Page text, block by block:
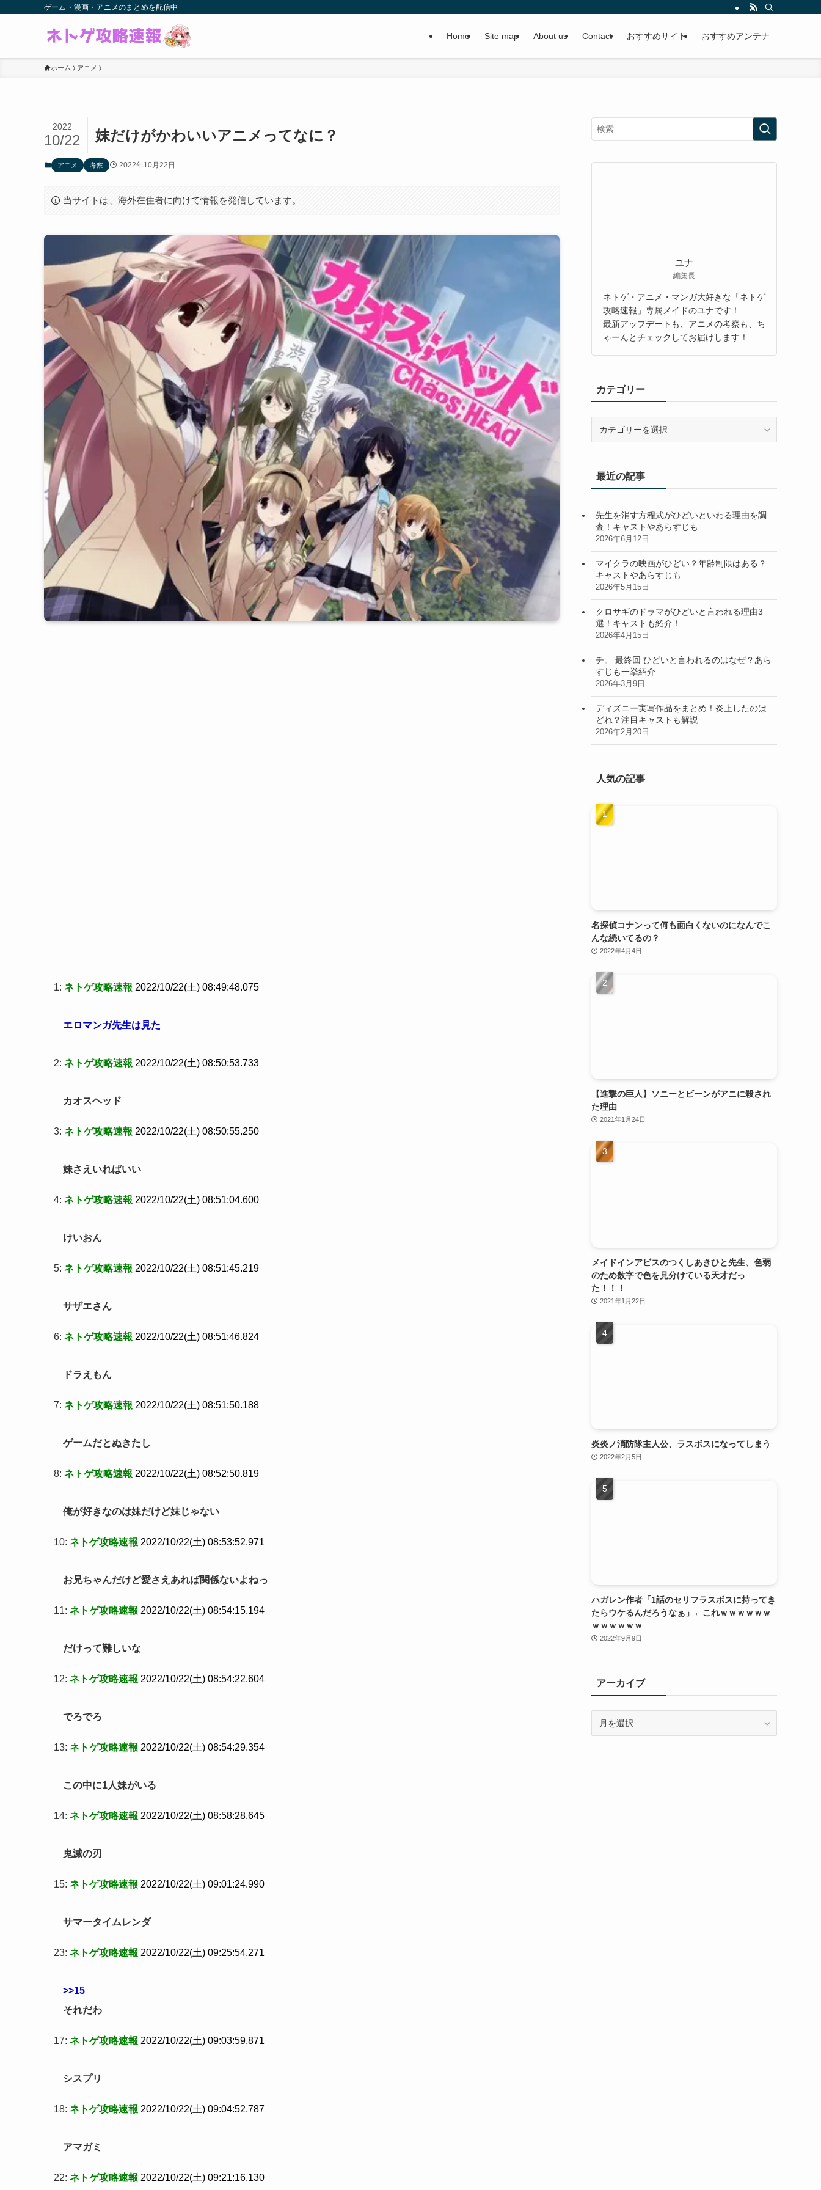
ゲーム・漫画・アニメのまとめを配信中
Home Site map About us Contact おすすめサイト おすすめアンテナ
ホーム アニメ
妹だけがかわいいアニメってなに？
2022
10/22
アニメ 考察 2022年10月22日
当サイトは、海外在住者に向けて情報を発信しています。
1: ネトゲ攻略速報 2022/10/22(土) 08:49:48.075
エロマンガ先生は見た
2: ネトゲ攻略速報 2022/10/22(土) 08:50:53.733
カオスヘッド
3: ネトゲ攻略速報 2022/10/22(土) 08:50:55.250
妹さえいればいい
4: ネトゲ攻略速報 2022/10/22(土) 08:51:04.600
けいおん
5: ネトゲ攻略速報 2022/10/22(土) 08:51:45.219
サザエさん
6: ネトゲ攻略速報 2022/10/22(土) 08:51:46.824
ドラえもん
7: ネトゲ攻略速報 2022/10/22(土) 08:51:50.188
ゲームだとぬきたし
8: ネトゲ攻略速報 2022/10/22(土) 08:52:50.819
俺が好きなのは妹だけど妹じゃない
10: ネトゲ攻略速報 2022/10/22(土) 08:53:52.971
お兄ちゃんだけど愛さえあれば関係ないよねっ
11: ネトゲ攻略速報 2022/10/22(土) 08:54:15.194
だけって難しいな
12: ネトゲ攻略速報 2022/10/22(土) 08:54:22.604
でろでろ
13: ネトゲ攻略速報 2022/10/22(土) 08:54:29.354
この中に1人妹がいる
14: ネトゲ攻略速報 2022/10/22(土) 08:58:28.645
鬼滅の刃
15: ネトゲ攻略速報 2022/10/22(土) 09:01:24.990
サマータイムレンダ
23: ネトゲ攻略速報 2022/10/22(土) 09:25:54.271
>>15
それだわ
17: ネトゲ攻略速報 2022/10/22(土) 09:03:59.871
シスプリ
18: ネトゲ攻略速報 2022/10/22(土) 09:04:52.787
アマガミ
22: ネトゲ攻略速報 2022/10/22(土) 09:21:16.130
ユナ
編集長
ネトゲ・アニメ・マンガ大好きな「ネトゲ
攻略速報」専属メイドのユナです！
最新アップデートも、アニメの考察も、ち
ゃーんとチェックしてお届けします！
カテゴリー
ー最近の記事
先生を消す方程式がひどいといわる理由を調
査！キャストやあらすじも
2026年6月12日
マイクラの映画がひどい？年齢制限はある？
キャストやあらすじも
2026年5月15日
クロサギのドラマがひどいと言われる理由3
選！キャストも紹介！
2026年4月15日
チ。 最終回 ひどいと言われるのはなぜ？あら
すじも一挙紹介
2026年3月9日
ディズニー実写作品をまとめ！炎上したのは
どれ？注目キャストも解説
2026年2月20日
人気の記事
名探偵コナンって何も面白くないのになんでこ
んな続いてるの？
2022年4月4日
【進撃の巨人】ソニーとビーンがアニに殺され
た理由
2021年1月24日
メイドインアビスのつくしあきひと先生、色弱
のため数字で色を見分けている天才だっ
た！！！
2021年1月22日
炎炎ノ消防隊主人公、ラスボスになってしまう
2022年2月5日
ハガレン作者「1話のセリフラスボスに持ってき
たらウケるんだろうなぁ」←これｗｗｗｗｗｗ
ｗｗｗｗｗｗ
2022年9月9日
アーカイブ